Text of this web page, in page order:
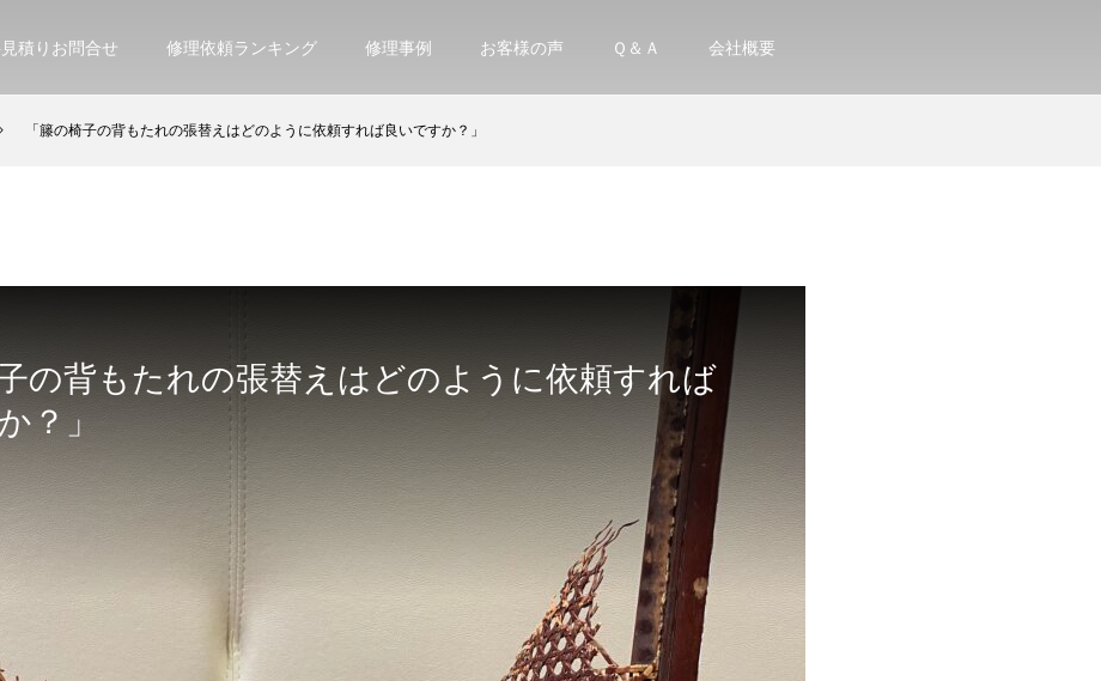
積りお問合せ 修理依頼ランキング 修理事例 お客様の声 Ｑ＆Ａ 会社概要
「籐の椅子の背もたれの張替えはどのように依頼すれば良いですか？」
子の背もたれの張替えはどのように依頼すれば
？」